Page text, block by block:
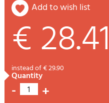
add to wish list
€ 28.41
instead of € 29.90
quantity
- 1 +